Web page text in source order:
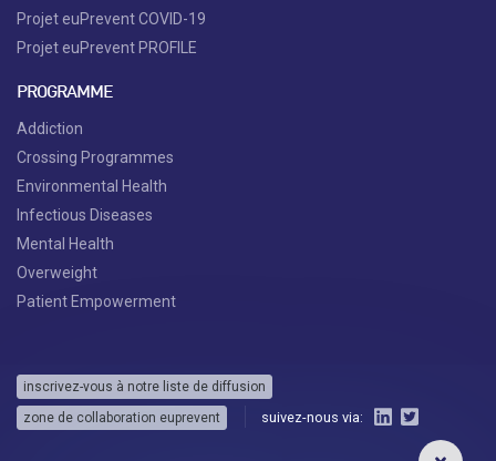
Projet euPrevent COVID-19
Projet euPrevent PROFILE
PROGRAMME
Addiction
Crossing Programmes
Environmental Health
Infectious Diseases
Mental Health
Overweight
Patient Empowerment
inscrivez-vous à notre liste de diffusion
zone de collaboration euprevent
suivez-nous via: